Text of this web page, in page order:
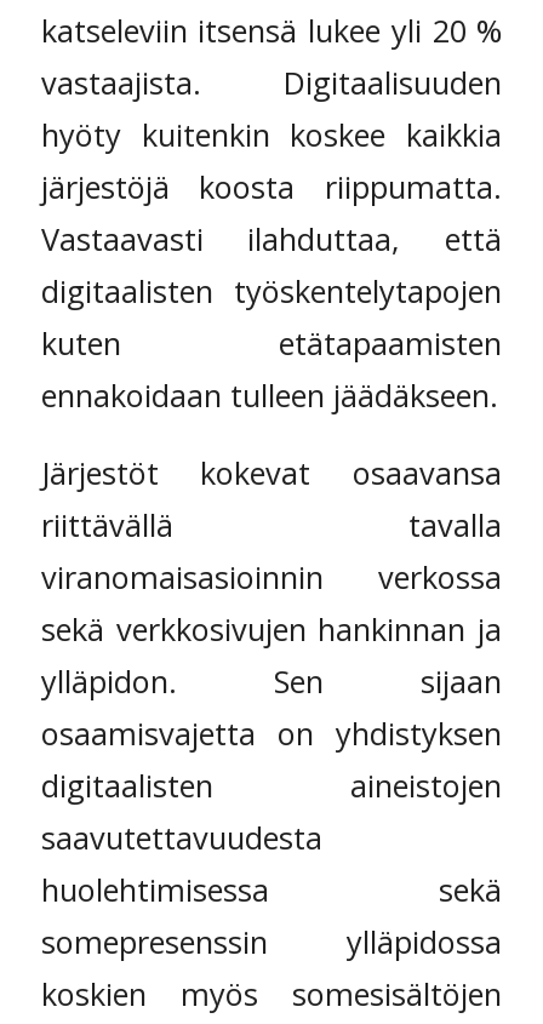
katseleviin itsensä lukee yli 20 %
vastaajista. Digitaalisuuden
hyöty kuitenkin koskee kaikkia
järjestöjä koosta riippumatta.
Vastaavasti ilahduttaa, että
digitaalisten työskentelytapojen
kuten etätapaamisten
ennakoidaan tulleen jäädäkseen.
Järjestöt kokevat osaavansa
riittävällä tavalla
viranomaisasioinnin verkossa
sekä verkkosivujen hankinnan ja
ylläpidon. Sen sijaan
osaamisvajetta on yhdistyksen
digitaalisten aineistojen
saavutettavuudesta
huolehtimisessa sekä
somepresenssin ylläpidossa
koskien myös somesisältöjen